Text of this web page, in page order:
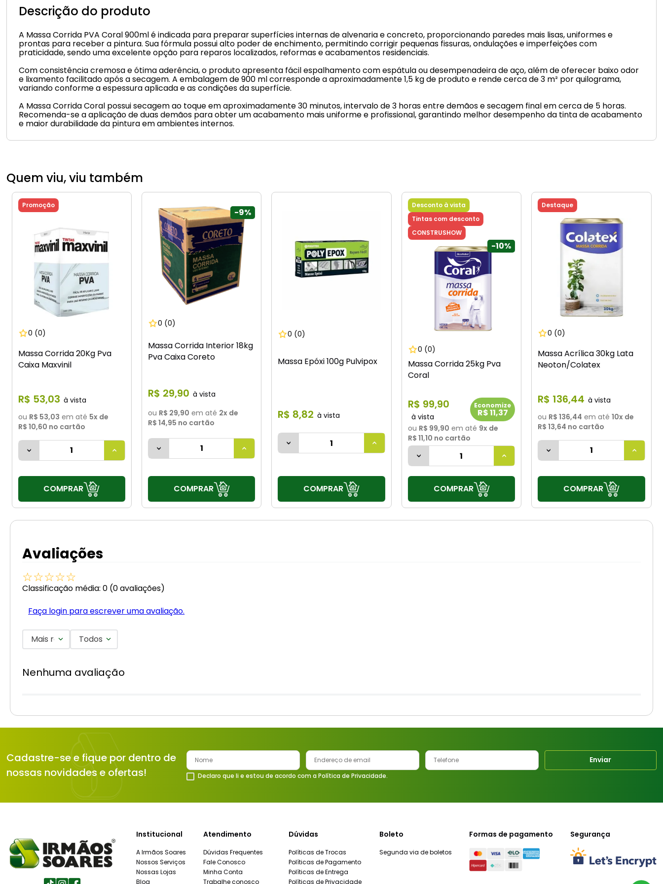
Descrição do produto
A Massa Corrida PVA Coral 900ml é indicada para preparar superfícies internas de alvenaria e concreto, proporcionando paredes mais lisas, uniformes e
prontas para receber a pintura. Sua fórmula possui alto poder de enchimento, permitindo corrigir pequenas fissuras, ondulações e imperfeições com
praticidade, sendo uma excelente opção para reparos localizados, reformas e acabamentos residenciais.
Com consistência cremosa e ótima aderência, o produto apresenta fácil espalhamento com espátula ou desempenadeira de aço, além de oferecer baixo odor
e lixamento facilitado após a secagem. A embalagem de 900 ml corresponde a aproximadamente 1,5 kg de produto e rende cerca de 3 m² por quilograma,
variando conforme a espessura aplicada e as condições da superfície.
A Massa Corrida Coral possui secagem ao toque em aproximadamente 30 minutos, intervalo de 3 horas entre demãos e secagem final em cerca de 5 horas.
Recomenda-se a aplicação de duas demãos para obter um acabamento mais uniforme e profissional, garantindo melhor desempenho da tinta de acabamento
e maior durabilidade da pintura em ambientes internos.
Quem viu, viu também
Promoção
0 (0)
Massa Corrida 20Kg Pva
Caixa Maxvinil
R$ 53,03
ou R$ 53,03 em até 5x de
R$ 10,60 no cartão
COMPRAR
-9%
0 (0)
Massa Corrida Interior 18kg
Pva Caixa Coreto
R$ 29,90
ou R$ 29,90 em até 2x de
R$ 14,95 no cartão
COMPRAR
0 (0)
Massa Epóxi 100g Pulvipox
R$ 8,82
COMPRAR
Desconto à vista
Tintas com desconto
CONSTRUSHOW
-10%
0 (0)
Massa Corrida 25kg Pva
Coral
R$ 99,90 Economize
R$ 11,37
ou R$ 99,90 em até 9x de
R$ 11,10 no cartão
COMPRAR
Destaque
0 (0)
Massa Acrílica 30kg Lata
Neoton/Colatex
R$ 136,44
ou R$ 136,44 em até 10x de
R$ 13,64 no cartão
COMPRAR
Avaliações
☆☆☆☆☆
Classificação média: 0 (0 avaliações)
Faça login para escrever uma avaliação.
Mais recentesTodos
Nenhuma avaliação
Cadastre-se e fique por dentro de
nossas novidades e ofertas!
Enviar
Declaro que li e estou de acordo com a Política de Privacidade.
Institucional
A Irmãos Soares
Nossos Serviços
Nossas Lojas
Blog
Atendimento
Dúvidas Frequentes
Fale Conosco
Minha Conta
Trabalhe conosco
Dúvidas
Políticas de Trocas
Políticas de Pagamento
Políticas de Entrega
Políticas de Privacidade
Boleto
Segunda via de boletos
Formas de pagamento Segurança